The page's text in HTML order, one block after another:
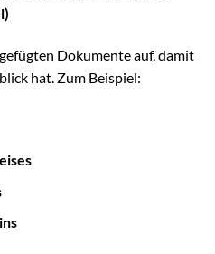
Dokumente auf, damit
hat. Zum Beispiel: